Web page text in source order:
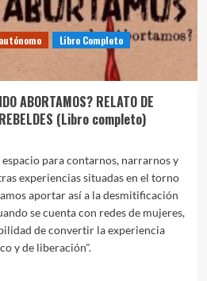
Libro Completo
ABORTAMOS? RELATO DE
(Libro completo)
para contarnos, narrarnos y
experiencias situadas en el torno
aportar así a la desmitificación
se cuenta con redes de mujeres,
de convertir la experiencia
y de liberación".